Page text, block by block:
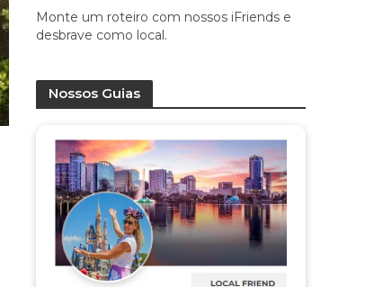
Monte um roteiro com nossos iFriends e
desbrave como local.
Nossos Guias